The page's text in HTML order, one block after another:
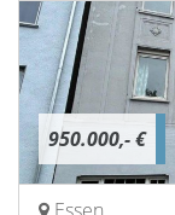
950.000,- €